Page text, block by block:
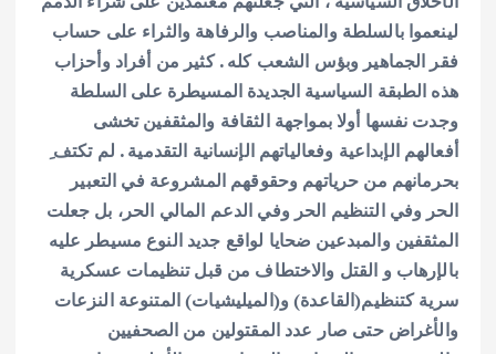
لينعموا بالسلطة والمناصب والرفاهة والثراء على حساب
فقر الجماهير وبؤس الشعب كله . كثير من أفراد وأحزاب
هذه الطبقة السياسية الجديدة المسيطرة على السلطة
وجدت نفسها أولا بمواجهة الثقافة والمثقفين تخشى
أفعالهم الإبداعية وفعالياتهم الإنسانية التقدمية . لم تكتف ِ
بحرمانهم من حرياتهم وحقوقهم المشروعة في التعبير
الحر وفي التنظيم الحر وفي الدعم المالي الحر، بل جعلت
المثقفين والمبدعين ضحايا لواقع جديد النوع مسيطر عليه
بالإرهاب و القتل والاختطاف من قبل تنظيمات عسكرية
سرية كتنظيم(القاعدة) و(الميليشيات) المتنوعة النزعات
والأغراض حتى صار عدد المقتولين من الصحفيين